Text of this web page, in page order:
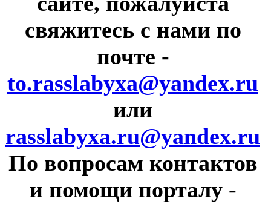
свяжитесь с нами по
почте -
to.rasslabyxa@yandex.ru
или
rasslabyxa.ru@yandex.ru
По вопросам контактов
и помощи порталу -